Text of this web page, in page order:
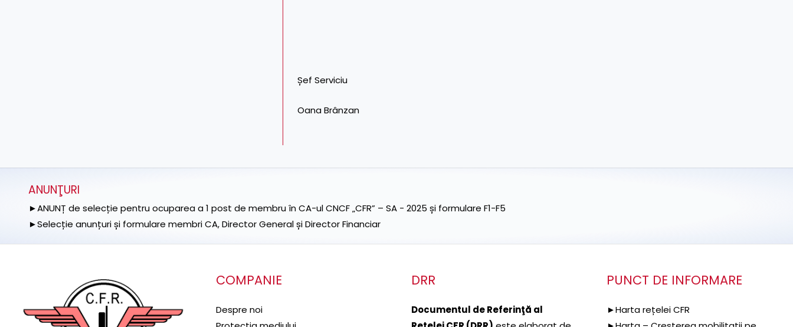
Șef Serviciu
Oana Brânzan
ANUNŢURI
►ANUNȚ de selecție pentru ocuparea a 1 post de membru în CA-ul CNCF „CFR” – SA - 2025 și formulare F1-F5
►Selecție anunțuri și formulare membri CA, Director General și Director Financiar
COMPANIE
Despre noi
DRR
Documentul de Referinţă al
PUNCT DE INFORMARE
►Harta rețelei CFR